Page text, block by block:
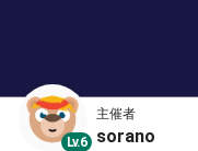
Lv.6
主催者
sorano